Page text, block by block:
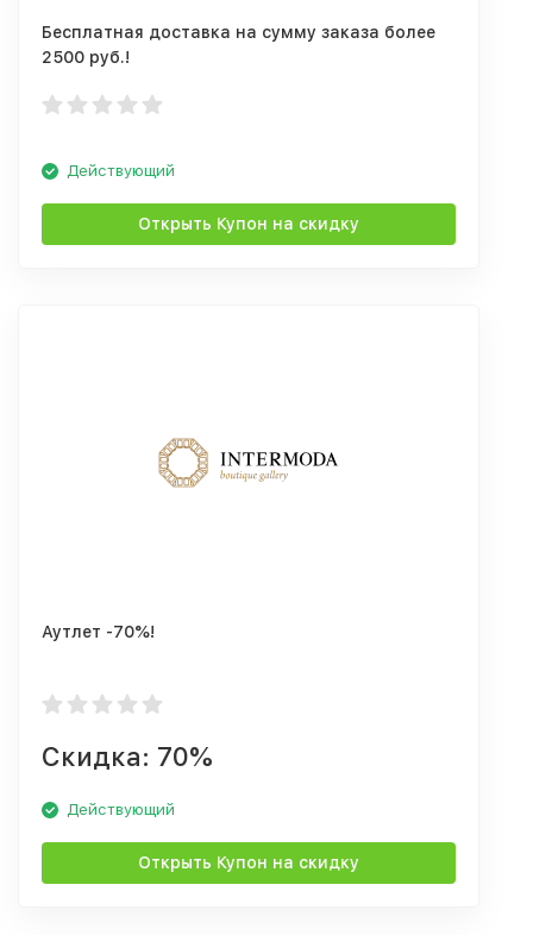
Бесплатная доставка на сумму заказа более
2500 руб.!
Действующий
Открыть Купон на скидку
Аутлет -70%!
Скидка: 70%
Действующий
Открыть Купон на скидку